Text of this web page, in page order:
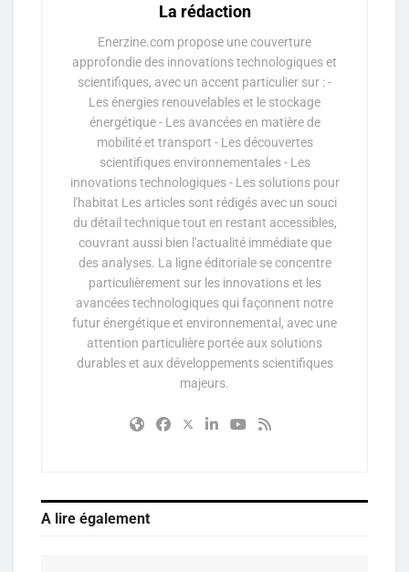
La rédaction
Enerzine.com propose une couverture
approfondie des innovations technologiques et
scientifiques, avec un accent particulier sur : -
Les énergies renouvelables et le stockage
énergétique - Les avancées en matière de
mobilité et transport - Les découvertes
scientifiques environnementales - Les
innovations technologiques - Les solutions pour
l'habitat Les articles sont rédigés avec un souci
du détail technique tout en restant accessibles,
couvrant aussi bien l'actualité immédiate que
des analyses. La ligne éditoriale se concentre
particulièrement sur les innovations et les
avancées technologiques qui façonnent notre
futur énergétique et environnemental, avec une
attention particulière portée aux solutions
durables et aux développements scientifiques
majeurs.
A lire également